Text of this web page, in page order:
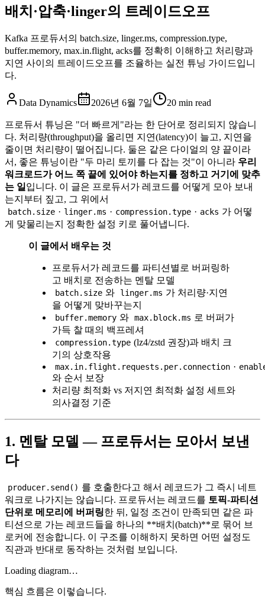
배치·압축·linger의 트레이드오프
Kafka 프로듀서의 batch.size, linger.ms, compression.type,
buffer.memory, max.in.flight, acks를 정확히 이해하고 처리량과
지연 사이의 트레이드오프를 조율하는 실전 튜닝 가이드입니
다.
Data Dynamics 2026년 6월 7일 20 min read
프로듀서 튜닝은 "더 빠르게"라는 한 단어로 정리되지 않습니
다. 처리량(throughput)을 올리면 지연(latency)이 늘고, 지연을
줄이면 처리량이 떨어집니다. 둘은 같은 다이얼의 양 끝이라
서, 좋은 튜닝이란 "두 마리 토끼를 다 잡는 것"이 아니라 우리
워크로드가 어느 쪽 끝에 있어야 하는지를 정하고 거기에 맞추
는 일 입니다. 이 글은 프로듀서가 레코드를 어떻게 모아 보내
는지부터 짚고, 그 위에서
batch.size · linger.ms · compression.type · acks 가 어떻
게 맞물리는지 정확한 설정 키로 풀어냅니다.
이 글에서 배우는 것
프로듀서가 레코드를 파티션별로 버퍼링하
고 배치로 전송하는 멘탈 모델
batch.size 와 linger.ms 가 처리량·지연
을 어떻게 맞바꾸는지
buffer.memory 와 max.block.ms 로 버퍼가
가득 찰 때의 백프레셔
compression.type (lz4/zstd 권장)과 배치 크
기의 상호작용
max.in.flight.requests.per.connection ·
와 순서 보장
처리량 최적화 vs 저지연 최적화 설정 세트와
의사결정 기준
1. 멘탈 모델 — 프로듀서는 모아서 보낸
다
producer.send() 를 호출한다고 해서 레코드가 그 즉시 네트
워크로 나가지는 않습니다. 프로듀서는 레코드를 토픽-파티션
단위로 메모리에 버퍼링한 뒤, 일정 조건이 만족되면 같은 파
티션으로 가는 레코드들을 하나의 **배치(batch)**로 묶어 브
로커에 전송합니다. 이 구조를 이해하지 못하면 어떤 설정도
직관과 반대로 동작하는 것처럼 보입니다.
Loading diagram…
핵심 흐름은 이렇습니다.